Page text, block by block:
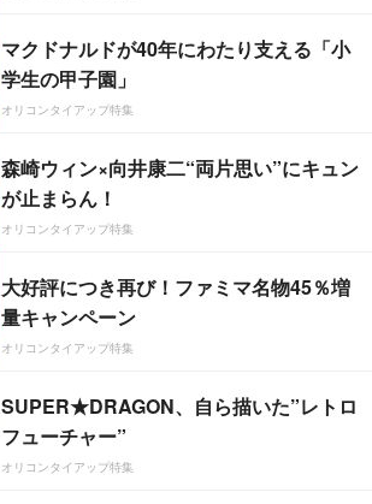
マクドナルドが40年にわたり支える「小
学生の甲子園」
オリコンタイアップ特集
森崎ウィン×向井康二“両片思い”にキュン
が止まらん！
オリコンタイアップ特集
大好評につき再び！ファミマ名物45％増
量キャンペーン
オリコンタイアップ特集
SUPER★DRAGON、自ら描いた”レトロ
フューチャー”
オリコンタイアップ特集